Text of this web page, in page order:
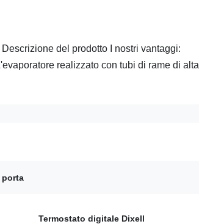
del prodotto I nostri vantaggi:
realizzato con tubi di rame di alta
porta
Termostato digitale Dixell